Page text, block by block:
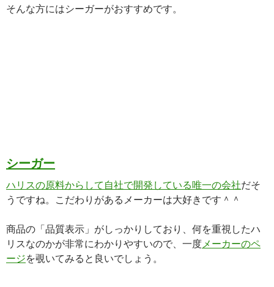
そんな方にはシーガーがおすすめです。
シーガー
ハリスの原料からして自社で開発している唯一の会社だそ
うですね。こだわりがあるメーカーは大好きです＾＾
商品の「品質表示」がしっかりしており、何を重視したハ
リスなのかが非常にわかりやすいので、一度 メーカーのペ
ージを覗いてみると良いでしょう。